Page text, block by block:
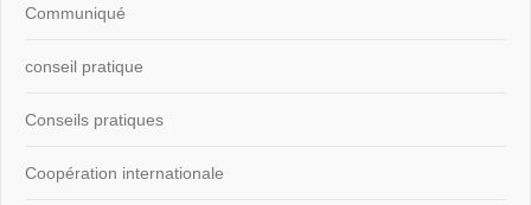
Communiqué
conseil pratique
Conseils pratiques
Coopération internationale